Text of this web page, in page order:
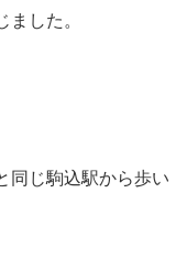
した。
同じ駒込駅から歩い